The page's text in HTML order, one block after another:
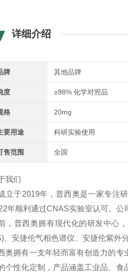
详细介绍
牌 其他品牌
度 ≥98% 化学对照品
格 20mg
要用途 科研实验使用
售范围 全国
我们
立于2019年，普西奥是一家专注
年顺利通过CNAS实验室认可。公
，普西奥拥有现代化的研发中心
、安捷伦气相色谱仪、安捷伦紫外
奥拥有一支年轻而富有创造力的
个性化定制，产品涵盖工业品、